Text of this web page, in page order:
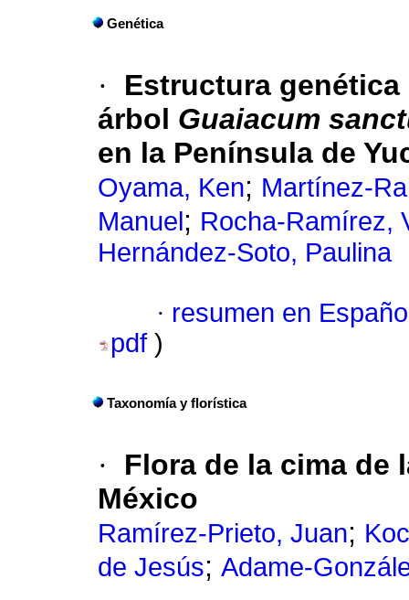
Genética
·
Estructura
árbol Guaiacum
en la Península de
Oyama, Ken; Martínez-
Manuel ; Rocha-Ramírez,
Hernández-Soto, Paulina
· resumen en
pdf )
Taxonomía y florística
·
Flora de la cima de
México
Ramírez-Prieto, Juan;
de Jesús; Adame-